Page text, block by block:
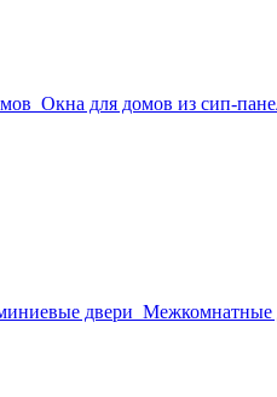
Окна для домов из сип-
двери Межкомнатные